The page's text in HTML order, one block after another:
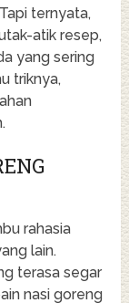
ternyata,
atik resep,
yang sering
triknya,
rahasia
lain.
terasa segar
nasi goreng